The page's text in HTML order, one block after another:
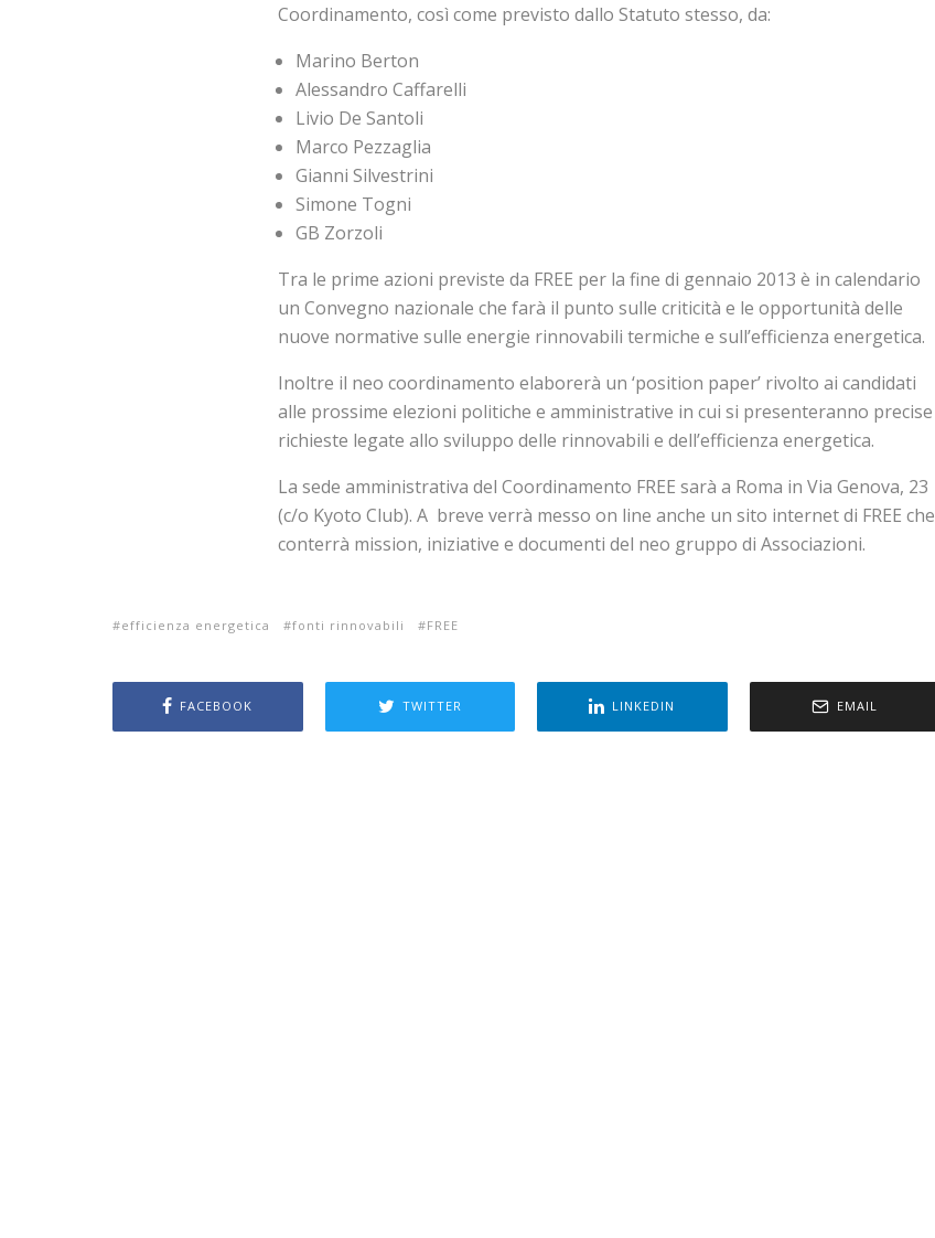
Coordinamento, così come previsto dallo Statuto stesso, da:
Marino Berton
Alessandro Caffarelli
Livio De Santoli
Marco Pezzaglia
Gianni Silvestrini
Simone Togni
GB Zorzoli
Tra le prime azioni previste da FREE per la fine di gennaio 2013 è in calendario
un Convegno nazionale che farà il punto sulle criticità e le opportunità delle
nuove normative sulle energie rinnovabili termiche e sull’efficienza energetica.
Inoltre il neo coordinamento elaborerà un ‘position paper’ rivolto ai candidati
alle prossime elezioni politiche e amministrative in cui si presenteranno precise
richieste legate allo sviluppo delle rinnovabili e dell’efficienza energetica.
La sede amministrativa del Coordinamento FREE sarà a Roma in Via Genova, 23
(c/o Kyoto Club). A breve verrà messo on line anche un sito internet di FREE che
conterrà mission, iniziative e documenti del neo gruppo di Associazioni.
efficienza energetica fonti rinnovabili FREE
FACEBOOK TWITTER LINKEDIN EMAIL